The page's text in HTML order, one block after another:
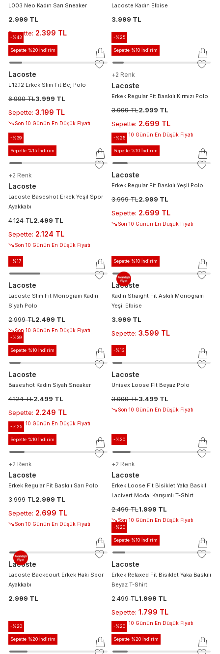
L003 Neo Kadın Sarı Sneaker
2.999 TL
Sepette: 2.399 TL
Lacoste Kadın Elbise
3.999 TL
-%43
Sepette %20 İndirim
Lacoste
L.12.12 Erkek Slim Fit Bej Polo
6.990 TL3.999 TL
Sepette: 3.199 TL
Son 10 Günün En Düşük Fiyatı
-%25
Sepette %10 İndirim
+2 Renk
Lacoste
Erkek Regular Fit Baskılı Kırmızı Polo
3.999 TL2.999 TL
Sepette: 2.699 TL
Son 10 Günün En Düşük Fiyatı
-%39
Sepette %15 İndirim
+2 Renk
Lacoste
Lacoste Baseshot Erkek Yeşil Spor
Ayakkabı
4.124 TL2.499 TL
Sepette: 2.124 TL
Son 10 Günün En Düşük Fiyatı
-%25
Sepette %10 İndirim
Lacoste
Erkek Regular Fit Baskılı Yeşil Polo
3.999 TL2.999 TL
Sepette: 2.699 TL
Son 10 Günün En Düşük Fiyatı
-%17
Lacoste
Lacoste Slim Fit Monogram Kadın
Siyah Polo
2.999 TL2.499 TL
Son 10 Günün En Düşük Fiyatı
Sepette %10 İndirim
Lacoste
Kadın Straight Fit Askılı Monogram
Yeşil Elbise
3.999 TL
Sepette: 3.599 TL
-%39
Sepette %10 İndirim
Lacoste
Baseshot Kadın Siyah Sneaker
4.124 TL2.499 TL
Sepette: 2.249 TL
Son 10 Günün En Düşük Fiyatı
-%13
Lacoste
Unisex Loose Fit Beyaz Polo
3.999 TL3.499 TL
Son 10 Günün En Düşük Fiyatı
-%25
Sepette %10 İndirim
+2 Renk
Lacoste
Erkek Regular Fit Baskılı Sarı Polo
3.999 TL2.999 TL
Sepette: 2.699 TL
Son 10 Günün En Düşük Fiyatı
-%20
+2 Renk
Lacoste
Erkek Loose Fit Bisiklet Yaka Baskılı
Lacivert Modal Karışımlı T-Shirt
2.499 TL1.999 TL
Son 10 Günün En Düşük Fiyatı
Lacoste
Lacoste Backcourt Erkek Haki Spor
Ayakkabı
2.999 TL
-%20
Sepette %10 İndirim
Lacoste
Erkek Relaxed Fit Bisiklet Yaka Baskılı
Beyaz T-Shirt
2.499 TL1.999 TL
Sepette: 1.799 TL
Son 10 Günün En Düşük Fiyatı
-%20
Sepette %20 İndirim
-%20
Sepette %20 İndirim